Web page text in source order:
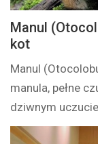
Manul
kot
Manul
manula, pełne
dziwnym